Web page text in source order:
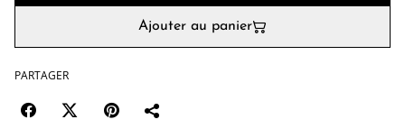
Ajouter au panier
PARTAGER